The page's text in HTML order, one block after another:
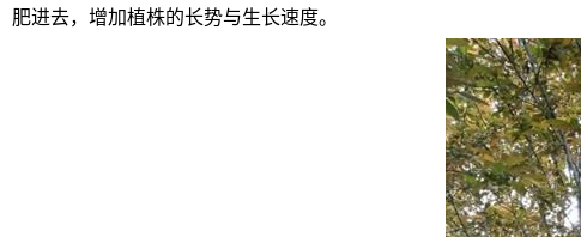
肥进去，增加植株的长势与生长速度。